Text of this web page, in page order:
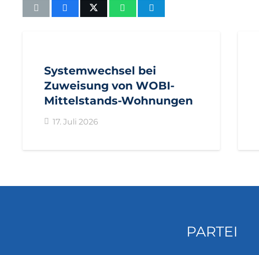
Systemwechsel bei
Zuweisung von WOBI-
Mittelstands-Wohnungen
17. Juli 2026
PARTEI